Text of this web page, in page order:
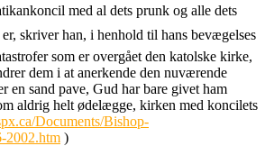
med al dets prunk og alle dets
er, skriver han, i henhold til hans bevægelses
som er overgået den katolske kirke,
dem i at anerkende den nuværende
en sand pave, Gud har bare givet ham
aldrig helt ødelægge, kirken med koncilets
Documents/Bishop-
2002.htm )